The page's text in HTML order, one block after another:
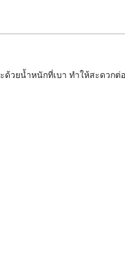
ด้วยน้ำหนักที่เบา ทำให้สะดวก